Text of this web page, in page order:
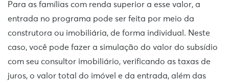
Para as famílias com renda superior a esse valor, a
entrada no programa pode ser feita por meio da
construtora ou imobiliária, de forma individual. Neste
caso, você pode fazer a simulação do valor do subsídio
com seu consultor imobiliário, verificando as taxas de
juros, o valor total do imóvel e da entrada, além das